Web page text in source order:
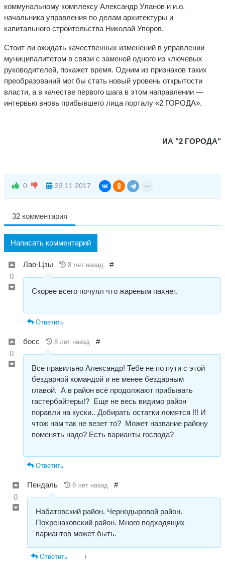
коммунальному комплексу Александр Уланов и и.о.
начальника управления по делам архитектуры и
капитального строительства Николай Упоров.
Стоит ли ожидать качественных изменений в управлении
муниципалитетом в связи с заменой одного из ключевых
руководителей, покажет время. Одним из признаков таких
преобразований мог бы стать новый уровень открытости
власти, а в качестве первого шага в этом направлении —
интервью вновь прибывшего лица порталу «2 ГОРОДА».
ИА "2 ГОРОДА"
0 23.11.2017
32 комментария
Написать комментарий
0
Лао-Цзы 8 лет назад #
Скорее всего почуял что жареным пахнет.
Ответить
0
босс 8 лет назад #
Все правильно Александр! Тебе не по пути с этой
бездарной командой и не менее бездарным
главой. А в район всё продолжают прибывать
гастербайтеры!? Еще не весь видимо район
поравли на куски.. Добирать остатки ломятся !!! И
чтож нам так не везет то? Может название району
поменять надо? Есть варианты господа?
Ответить
0
Пендаль 8 лет назад #
Набатовский район. Чернодыровой район.
Похренаковский район. Много подходящих
вариантов может быть.
Ответить ↑